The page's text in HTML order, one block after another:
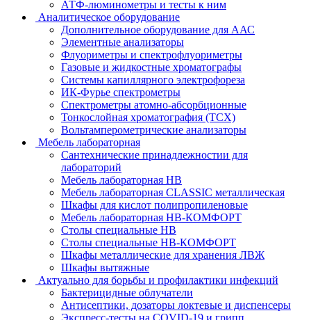
АТФ-люминометры и тесты к ним
Аналитическое оборудование
Дополнительное оборудование для ААС
Элементные анализаторы
Флуориметры и спектрофлуориметры
Газовые и жидкостные хроматографы
Системы капиллярного электрофореза
ИК-Фурье спектрометры
Спектрометры атомно-абсорбционные
Тонкослойная хроматография (ТСХ)
Вольтамперометрические анализаторы
Мебель лабораторная
Сантехнические принадлежностии для
лабораторий
Мебель лабораторная НВ
Мебель лабораторная CLASSIC металлическая
Шкафы для кислот полипропиленовые
Мебель лабораторная НВ-КОМФОРТ
Столы специальные НВ
Столы специальные НВ-КОМФОРТ
Шкафы металлические для хранения ЛВЖ
Шкафы вытяжные
Актуально для борьбы и профилактики инфекций
Бактерицидные облучатели
Антисептики, дозаторы локтевые и диспенсеры
Экспресс-тесты на COVID-19 и грипп